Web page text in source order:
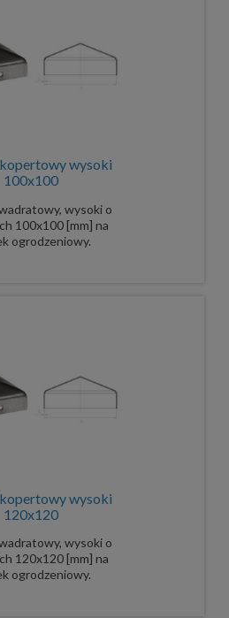
wysoki
100x100
wysoki o
100x100 [mm] na
ogrodzeniowy.
wysoki
120x120
wysoki o
120x120 [mm] na
ogrodzeniowy.